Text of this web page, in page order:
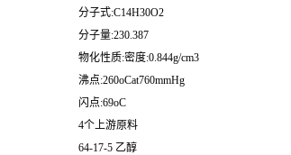
分子式:C14H30O2
分子量:230.387
物化性质:密度:0.844g/cm3
沸点:260oCat760mmHg
闪点:69oC
4个上游原料
64-17-5 乙醇